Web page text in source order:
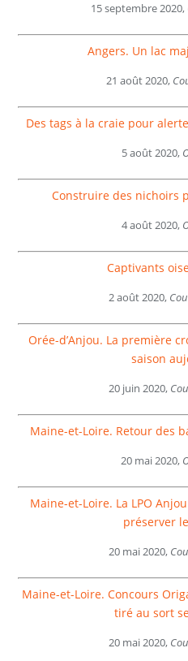
15 septembre 2020,
Angers. Un lac
21 août 2020,
Des tags à la craie pour
5 août 2020,
Construire des nichoirs
4 août 2020,
Captivants
2 août 2020,
Orée-d’Anjou. La première
saison
20 juin 2020,
Maine-et-Loire. Retour des
20 mai 2020,
Maine-et-Loire. La LPO
préserver
20 mai 2020,
Maine-et-Loire. Concours
tiré au sort
20 mai 2020,